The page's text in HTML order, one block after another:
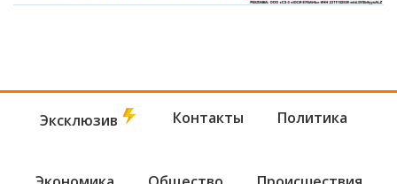
Эксклюзив Контакты Политика